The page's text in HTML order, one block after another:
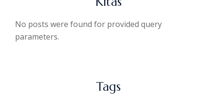
No posts were found for provided query
parameters.
Tags